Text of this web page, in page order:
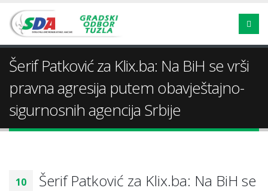
Šerif Patković za Klix.ba: Na BiH se vrši
pravna agresija putem obavještajno-
sigurnosnih agencija Srbije
10
Šerif Patković za Klix.ba: Na BiH se